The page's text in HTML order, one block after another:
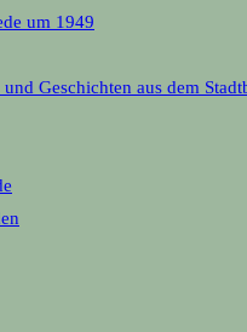
um 1949
Geschichten aus dem